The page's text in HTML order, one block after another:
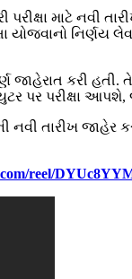
માટે
યોજવાનો
જાહેરાત કરી
પરીક્ષા આપશે,
નવી તારીખ
reel/